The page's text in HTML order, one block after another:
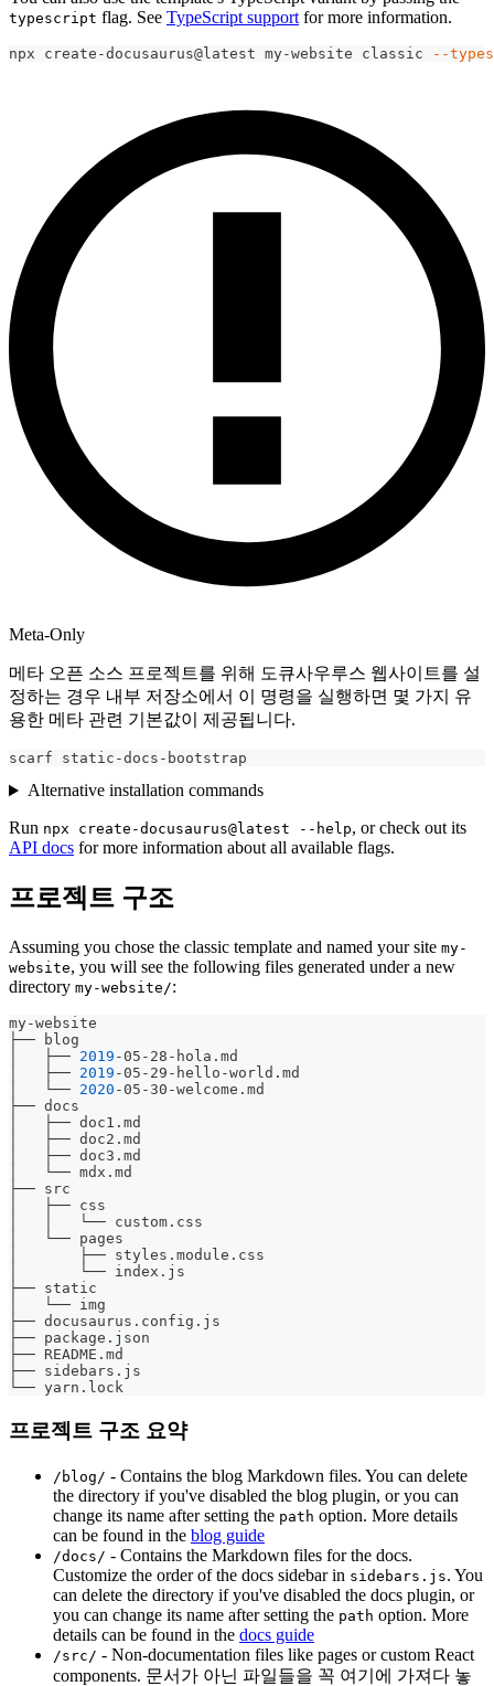
typescript flag. See TypeScript support for more information.
npx create-docusaurus@latest my-website classic --
Meta-Only
메타 오픈 소스 프로젝트를 위해 도큐사우루스 웹사이트를 설
정하는 경우 내부 저장소에서 이 명령을 실행하면 몇 가지 유
용한 메타 관련 기본값이 제공됩니다.
scarf static-docs-bootstrap
Alternative installation commands
Run npx create-docusaurus@latest --help, or check out its
API docs for more information about all available flags.
프로젝트 구조
Assuming you chose the classic template and named your site my-
website, you will see the following files generated under a new
directory my-website/:
my-website
├── blog
│   ├── 2019 -05-28-hola.md
│   ├── 2019 -05-29-hello-world.md
│   └── 2020 -05-30-welcome.md
├── docs
│   ├── doc1.md
│   ├── doc2.md
│   ├── doc3.md
│   └── mdx.md
├── src
│   ├── css
│   │   └── custom.css
│   └── pages
│       ├── styles.module.css
│       └── index.js
├── static
│   └── img
├── docusaurus.config.js
├── package.json
├── README.md
├── sidebars.js
└── yarn.lock
프로젝트 구조 요약
/blog/ - Contains the blog Markdown files. You can delete
the directory if you've disabled the blog plugin, or you can
change its name after setting the path option. More details
can be found in the blog guide
/docs/ - Contains the Markdown files for the docs.
Customize the order of the docs sidebar in sidebars.js. You
can delete the directory if you've disabled the docs plugin, or
you can change its name after setting the path option. More
details can be found in the docs guide
/src/ - Non-documentation files like pages or custom React
components. 문서가 아닌 파일들을 꼭 여기에 가져다 놓